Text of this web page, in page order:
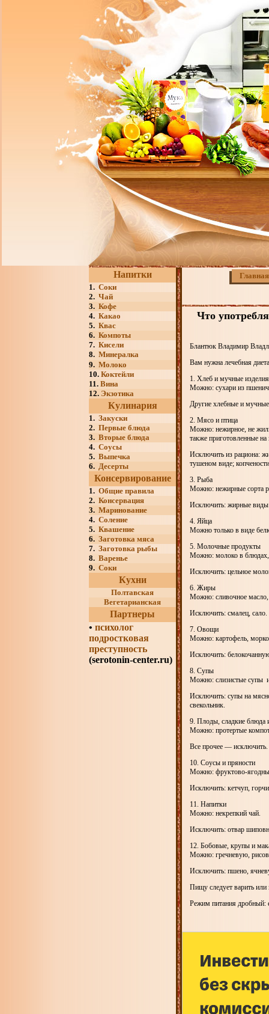
Напитки
1. Соки
2. Чай
3. Кофе
4. Какао
5. Квас
6. Компоты
7. Кисели
8. Минералка
9. Молоко
10. Коктейли
11. Вина
12. Экзотика
Кулинария
1. Закуски
2. Первые блюда
3. Вторые блюда
4. Соусы
5. Выпечка
6. Десерты
Консервирование
1. Общие правила
2. Консервация
3. Маринование
4. Соление
5. Квашение
6. Заготовка мяса
7. Заготовка рыбы
8. Варенье
9. Соки
Кухни
Полтавская
Вегетарианская
Партнеры
• психолог
подростковая
преступность
(serotonin-center.ru)
Главная
Что
Блантюк Владимир
Вам нужна лечебная
1. Хлеб и мучные изделия
Можно: сухари из
Другие хлебные и
2. Мясо и птица
Можно: нежирное, не
также приготовленные на
Исключить из рациона:
тушеном виде;
3. Рыба
Можно: нежирные сорта
Исключить: жирные виды
4. Яйца
Можно только в виде
5. Молочные продукты
Можно: молоко в блюдах,
Исключить: цельное
6. Жиры
Можно: сливочное масло,
Исключить: смалец, сало.
7. Овощи
Можно: картофель,
Исключить:
8. Супы
Можно: слизистые супы
Исключить: супы на
свекольник.
9. Плоды, сладкие блюда
Можно: протертые
Все прочее — исключить.
10. Соусы и пряности
Можно: фруктово-
Исключить: кетчуп,
11. Напитки
Можно: некрепкий чай.
Исключить: отвар
12. Бобовые, крупы и
Можно: гречневую,
Исключить: пшено,
Пищу следует варить или
Режим питания дробный: